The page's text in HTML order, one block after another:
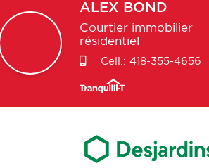
ALEX BOND
Courtier immobilier
résidentiel
Cell.: 418-355-4656